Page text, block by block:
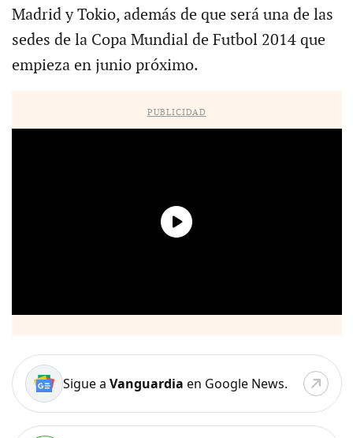
Madrid y Tokio, además de que será una de las
sedes de la Copa Mundial de Futbol 2014 que
empieza en junio próximo.
PUBLICIDAD
Sigue a Vanguardia en Google News.